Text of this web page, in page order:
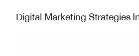
Digital Marketing Strategies